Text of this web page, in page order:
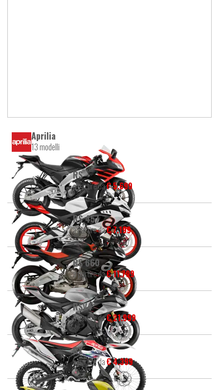
Aprilia
13 modelli
RS
a partire da€ 5.699
RS 457
a partire da€ 7.199
RS 660
a partire da€ 11.799
RSV4
a partire da€ 21.999
RX
a partire da€ 4.399